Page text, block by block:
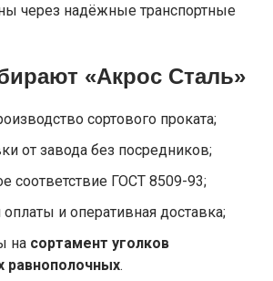
через надёжные транспортные
«Акрос Сталь»
сортового проката;
от завода без посредников;
соответствие ГОСТ 8509-93;
оплаты и оперативная доставка;
на сортамент уголков
равнополочных.